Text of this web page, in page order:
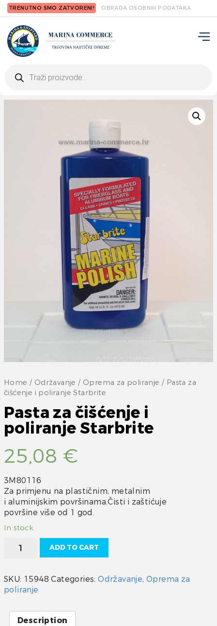
TRENUTNO SMO ZATVORENI! OBRADA OSOBNIH PODATAKA
search
Home / Održavanje / Oprema za poliranje / Pasta za
čišćenje i poliranje Starbrite
Pasta za čišćenje i
poliranje Starbrite
25,08 €
3M80116
Za primjenu na plastičnim, metalnim
i aluminijskim površinama.Čisti i zaštićuje
površine više od 1 god.
In stock
Pasta
i
poliranje
Starbrite
ADD TO CART
SKU: 15948 Categories:Održavanje,Oprema za
poliranje
Description